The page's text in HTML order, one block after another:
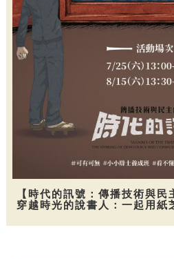
【時代的訊號：傳播技術與民
穿越時光的說書人：一起用紙